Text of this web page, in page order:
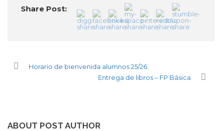
Share Post:
Horario de bienvenida alumnos 25/26
Entrega de libros – FP Básica
ABOUT POST AUTHOR